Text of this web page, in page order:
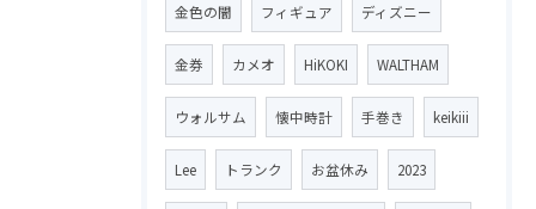
金色の闇 フィギュア ディズニー
金券 カメオ HiKOKI WALTHAM
ウォルサム 懐中時計 手巻き keikiii
Lee トランク お盆休み 2023